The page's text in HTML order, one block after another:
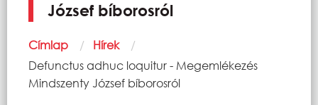
József bíborosról
Morzsa
Címlap
Hírek
Current:
Defunctus adhuc loquitur - Megemlékezés
Mindszenty József bíborosról